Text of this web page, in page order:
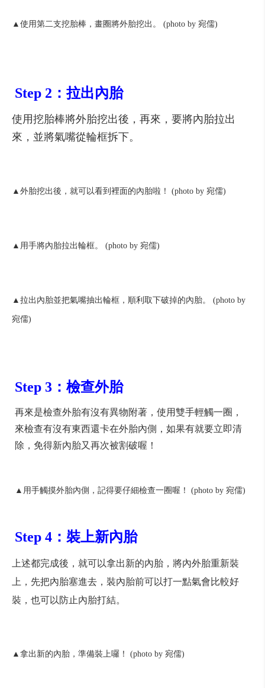
▲使用第二支挖胎棒，畫圈將外胎挖出。 (photo by 宛儒)
Step 2：拉出內胎
使用挖胎棒將外胎挖出後，再來，要將內胎拉出
來，並將氣嘴從輪框拆下。
▲外胎挖出後，就可以看到裡面的內胎啦！ (photo by 宛儒)
▲用手將內胎拉出輪框。 (photo by 宛儒)
▲拉出內胎並把氣嘴抽出輪框，順利取下破掉的內胎。 (photo by
宛儒)
Step 3：檢查外胎
再來是檢查外胎有沒有異物附著，使用雙手輕觸一圈，
來檢查有沒有東西還卡在外胎內側，如果有就要立即清
除，免得新內胎又再次被割破喔！
▲用手觸摸外胎內側，記得要仔細檢查一圈喔！ (photo by 宛儒)
Step 4：裝上新內胎
上述都完成後，就可以拿出新的內胎，將內外胎重新裝
上，先把內胎塞進去，裝內胎前可以打一點氣會比較好
裝，也可以防止內胎打結。
▲拿出新的內胎，準備裝上囉！ (photo by 宛儒)